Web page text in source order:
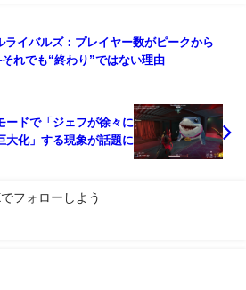
ライバルズ：プレイヤー数がピークから
れでも“終わり”ではない理由
ードで「ジェフが徐々に
大化」する現象が話題に
フォローしよう